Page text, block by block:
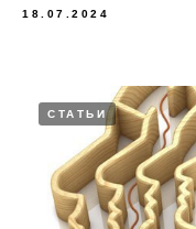
18.07.2024
СТАТЬИ